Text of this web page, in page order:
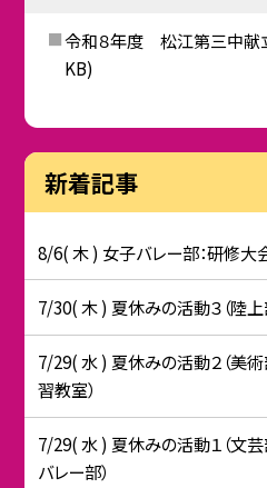
令和８年度 松江第三中
KB)
新着記事
8/6( 木 ) 女子バレー部：研修大
7/30( 木 ) 夏休みの活動３（陸上
7/29( 水 ) 夏休みの活動２（美術
習教室）
7/29( 水 ) 夏休みの活動１（文芸
バレー部）